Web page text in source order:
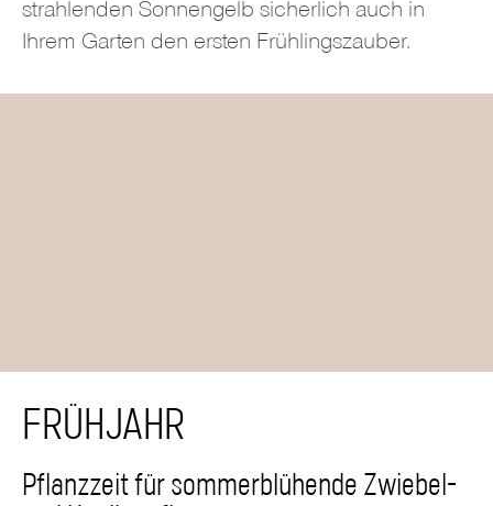
strahlenden Sonnengelb sicherlich auch in
Ihrem Garten den ersten Frühlingszauber.
FRÜHJAHR
Pflanzzeit für sommerblühende Zwiebel-